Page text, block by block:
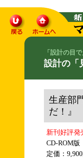
「設計の目
設計の「
生産部
だ！』
新刊好評発
CD-ROM版
定価：